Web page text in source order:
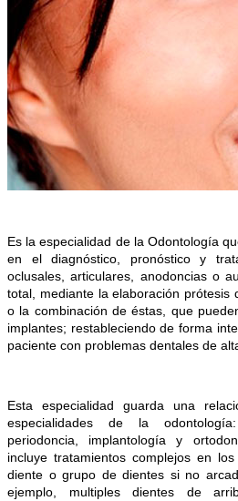
Es la especialidad de la Odontología
en el diagnóstico, pronóstico y
oclusales, articulares, anodoncias o
total, mediante la elaboración prótesis
o la combinación de éstas, que
implantes; restableciendo de forma
paciente con problemas dentales de
Esta especialidad guarda una
especialidades de la
periodoncia, implantología y
incluye tratamientos complejos en
diente o grupo de dientes si no
ejemplo, multiples dientes de